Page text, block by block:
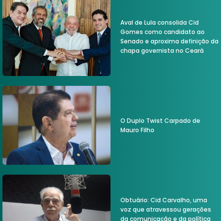
Aval de Lula consolida Cid
Gomes como candidato ao
Senado e aproxima definição da
chapa governista no Ceará
O Duplo Twist Carpado de
Mauro Filho
Obtuário: Cid Carvalho, uma
voz que atravessou gerações
da comunicação e da política